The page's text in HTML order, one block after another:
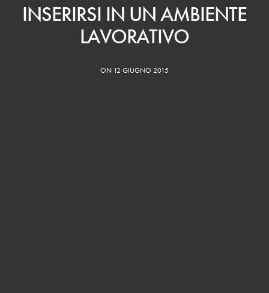
INSERIRSI IN UN AMBIENTE
LAVORATIVO
ON 12 GIUGNO 2015